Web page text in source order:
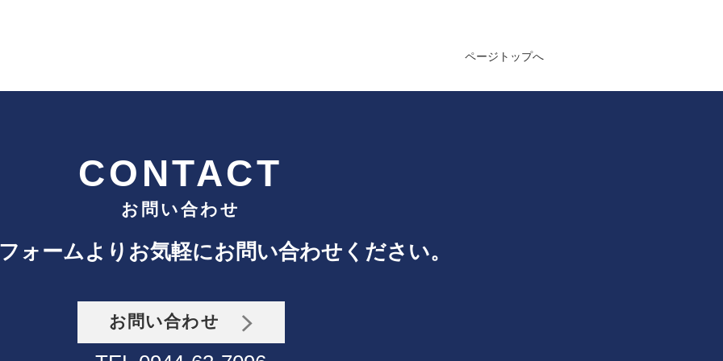
ページトップへ
CONTACT
お問い合わせ
ォームよりお気軽にお問い合わせください。
お問い合わせ